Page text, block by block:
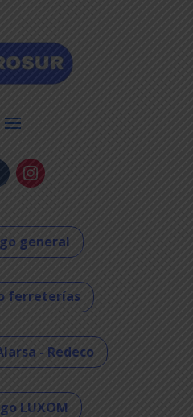
general
ferreterías
- Redeco
LUXOM